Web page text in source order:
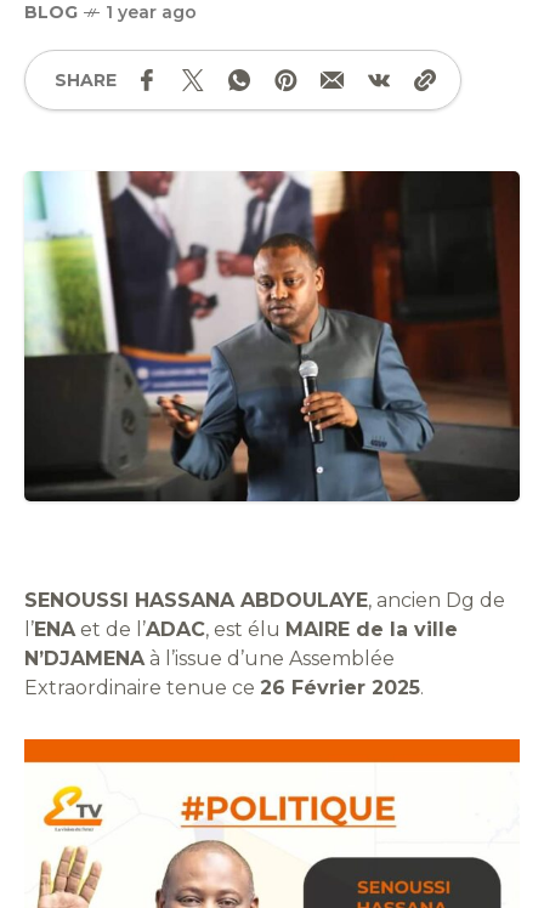
BLOG 1 year ago
SHARE
SENOUSSI HASSANA ABDOULAYE, ancien Dg de
l’ENAet de l’ADAC, est élu MAIRE de la ville
N’DJAMENAà l’issue d’une Assemblée
Extraordinaire tenue ce 26 Février 2025.